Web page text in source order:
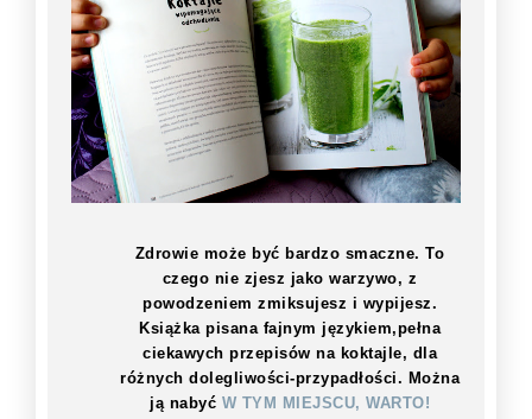
Zdrowie może być bardzo smaczne. To
czego nie zjesz jako warzywo, z
powodzeniem zmiksujesz i wypijesz.
Książka pisana fajnym językiem,pełna
ciekawych przepisów na koktajle, dla
różnych dolegliwości-przypadłości. Można
ją nabyć W TYM MIEJSCU, WARTO!